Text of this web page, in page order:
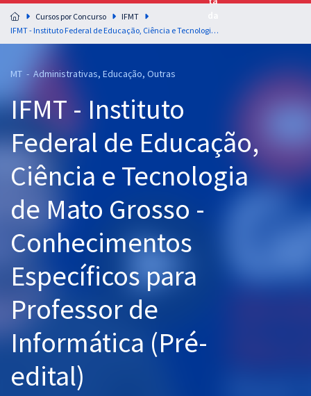
Preparação completa e intensiva para as principais
residências em saúde do Brasil
Cursos 20% OFF
Pós
Graduação
OAB
Mentorias
Questões grátis
Conteúdo gratuito
Aprovados
Atendimento
Cursos por Concurso
IFMT
IFMT - Instituto Federal de Educação, Ciência e Tecnologia de Mato Grosso - Conhecimentos Específicos para Professor de Informática (Pré-edital)
MT - Administrativas, Educação, Outras
IFMT - Instituto
Federal de Educação,
Ciência e Tecnologia
de Mato Grosso -
Conhecimentos
Específicos para
Professor de
Informática (Pré-
edital)